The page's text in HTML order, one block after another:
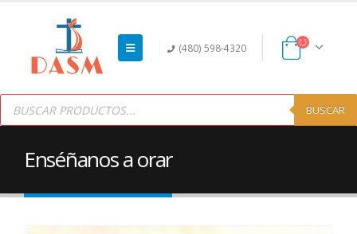
(480) 598-4320
Products
search BUSCAR
Enséñanos a orar